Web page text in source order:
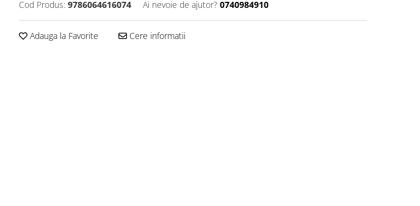
Cod Produs: 9786064616074 Ai nevoie de ajutor? 0740984910
Adauga la Favorite Cere informatii